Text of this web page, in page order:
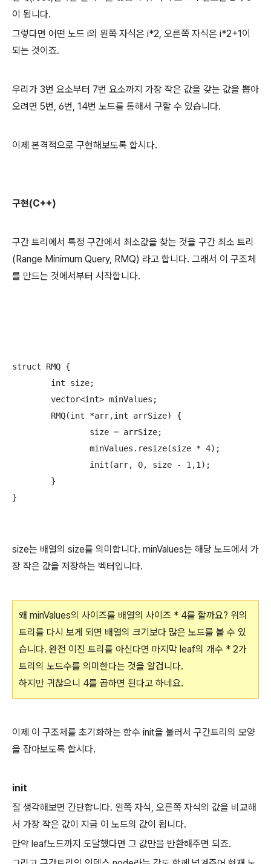
이 됩니다.
그렇다면 어떤 노드 i의 왼쪽 자식은 i*2, 오른쪽 자식은 i*2+1이
되는 것이죠.
우리가 3번 요소부터 7번 요소까지 가장 작은 값을 갖는 값을 뽑아
오려면 5번, 6번, 14번 노드를 통해서 구할 수 있습니다.
이제 본격적으로 구현해보도록 합시다.
구현(C++)
구간 트리에서 특정 구간에서 최소값을 찾는 것을 구간 최소 트리
(Range Minimum Query, RMQ) 라고 합니다. 그래서 이 구조체
를 만드는 것에서부터 시작합니다.
struct RMQ {
size는 배열의 size를 의미합니다. minValues는 해당 노드에서 가
장 작은 값을 저장하는 벡터입니다.
왜 minValues의 사이즈를 배열의 사이즈 * 4를 할까요? 위의
트리를 다시 보게 되면 배열의 크기보다 많은 노드를 볼 수 있
습니다. 완전 이진 트리를 아신다면 마지막 leaf의 개수 * 2가
트리의 노드수를 의미한다는 것을 알겁니다.
하지만 귀찮으니 4를 곱하면 된다고 하네요.
이제 이 구조체를 초기화하는 함수 init을 불러서 구간트리의 모양
을 잡아보도록 합시다.
init
잘 생각해보면 간단합니다. 왼쪽 자식, 오른쪽 자식의 값을 비교해
서 가장 작은 값이 지금 이 노드의 값이 됩니다.
만약 leaf노드까지 도달했다면 그 값만을 반환해주면 되죠.